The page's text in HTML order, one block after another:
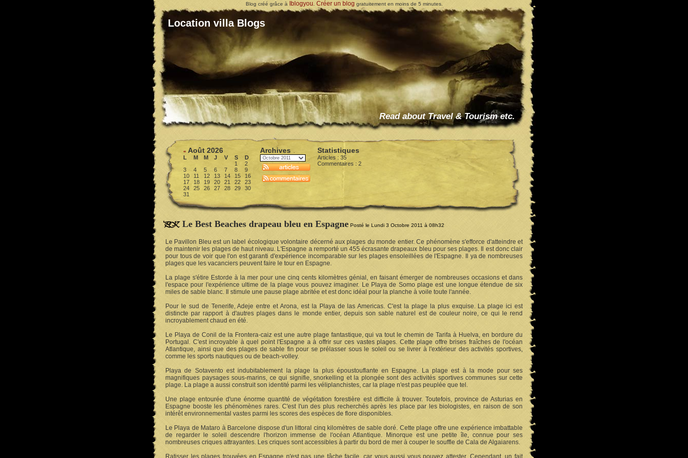
Blog créé grâce à Iblogyou Créer un blog gratuitement en moins de 5 minutes.
Location villa Blogs
Read about Travel & Tourism etc.
« Août 2026
L M M J V S
D
1
2
3
4 5 6 7 8
9
10
11 12 13 14 15
16
17
18 19 20 21 22
23
24
25 26 27 28 29
30
31
Archives Statistiques
Articles : 35
Commentaires : 2
Le Best Beaches drapeau bleu en Espagne Posté le Lundi 3 Octobre 2011 à 08h32
Le Pavillon Bleu est un label écologique volontaire décerné aux plages du monde entier. Ce phénomène s'efforce d'atteindre et
de maintenir les plages de haut niveau. L'Espagne a remporté un 455 écrasante drapeaux bleu pour ses plages. Il est donc clair
pour tous de voir que l'on est garanti d'expérience incomparable sur les plages ensoleillées de l'Espagne. Il ya de nombreuses
plages que les vacanciers peuvent faire le tour en Espagne.
La plage s'étire Estorde à la mer pour une cinq cents kilomètres génial, en faisant émerger de nombreuses occasions et dans
l'espace pour l'expérience ultime de la plage vous pouvez imaginer. Le Playa de Somo plage est une longue étendue de six
miles de sable blanc. Il stimule une pause plage abritée et est donc idéal pour la planche à voile toute l'année.
Pour le sud de Tenerife, Adeje entre et Arona, est la Playa de las Americas. C'est la plage la plus exquise. La plage ici est
distincte par rapport à d'autres plages dans le monde entier, depuis son sable naturel est de couleur noire, ce qui le rend
incroyablement chaud en été.
Le Playa de Conil de la Frontera-caiz est une autre plage fantastique, qui va tout le chemin de Tarifa à Huelva, en bordure du
Portugal. C'est incroyable à quel point l'Espagne a à offrir sur ces vastes plages. Cette plage offre brises fraîches de l'océan
Atlantique, ainsi que des plages de sable fin pour se prélasser sous le soleil ou se livrer à l'extérieur des activités sportives,
comme les sports nautiques ou de beach-volley.
Playa de Sotavento est indubitablement la plage la plus époustouflante en Espagne. La plage est à la mode pour ses
magnifiques paysages sous-marins, ce qui signifie, snorkelling et la plongée sont des activités sportives communes sur cette
plage. La plage a aussi construit son identité parmi les véliplanchistes, car la plage n'est pas peuplée que tel.
Une plage entourée d'une énorme quantité de végétation forestière est difficile à trouver. Toutefois, province de Asturias en
Espagne booste les phénomènes rares. C'est l'un des plus recherchés après les place par les biologistes, en raison de son
intérêt environnemental vastes parmi les scores des espèces de flore disponibles.
Le Playa de Mataro à Barcelone dispose d'un littoral cinq kilomètres de sable doré. Cette plage offre une expérience imbattable
de regarder le soleil descendre l'horizon immense de l'océan Atlantique. Minorque est une petite île, connue pour ses
nombreuses criques attrayantes. Les criques sont accessibles à partir du bord de mer à couper le souffle de Cala de Algaiarens.
Ratisser les plages trouvées en Espagne n'est pas une tâche facile, car vous aussi vous pouvez attester. Cependant, un fait